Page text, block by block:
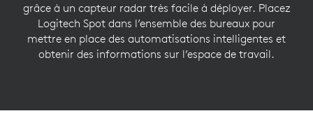
grâce à un capteur radar très facile à déployer. Placez
Logitech Spot dans l’ensemble des bureaux pour
mettre en place des automatisations intelligentes et
obtenir des informations sur l’espace de travail.